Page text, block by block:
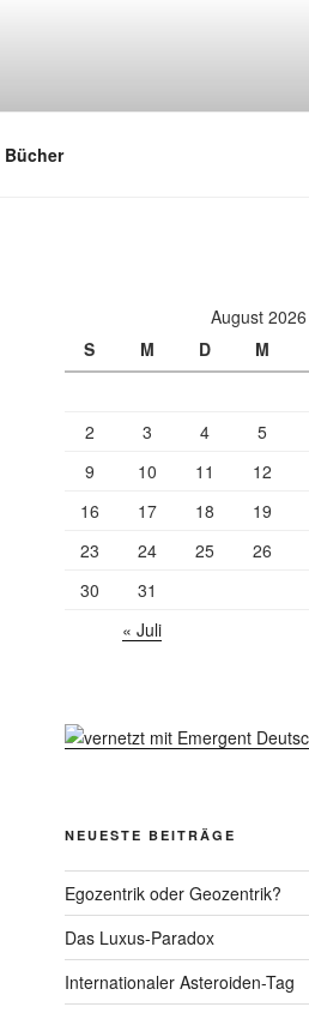
Bücher
August 2026
S
M D M
2
3 4 5
9
10 11 12
16
17 18 19
23
24 25 26
30
31
« Juli
NEUESTE BEITRÄGE
Egozentrik oder Geozentrik?
Das Luxus-Paradox
Internationaler Asteroiden-Tag